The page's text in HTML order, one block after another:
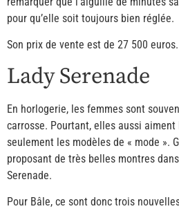
pour qu’elle soit toujours bien réglée.
Son prix de vente est de 27 500 euros.
Lady Serenade
En horlogerie, les femmes sont
carrosse. Pourtant, elles aussi
seulement les modèles de « mode ».
proposant de très belles montres
Serenade.
Pour Bâle, ce sont donc trois